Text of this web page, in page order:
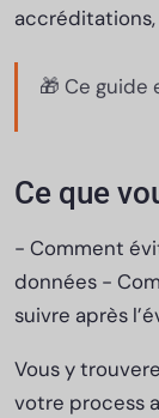
🎁 Ce guide
Ce que
- Comment
données -
suivre après
Vous y
votre process